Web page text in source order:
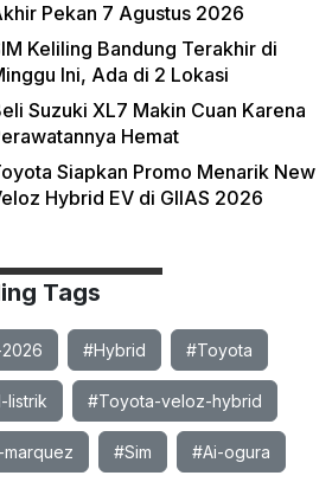
Pekan 7 Agustus 2026
Keliling Bandung Terakhir di
Ini, Ada di 2 Lokasi
Suzuki XL7 Makin Cuan Karena
Hemat
Siapkan Promo Menarik New
Hybrid EV di GIIAS 2026
Tags
#Hybrid #Toyota
listrik #Toyota-veloz-hybrid
#Sim #Ai-ogura